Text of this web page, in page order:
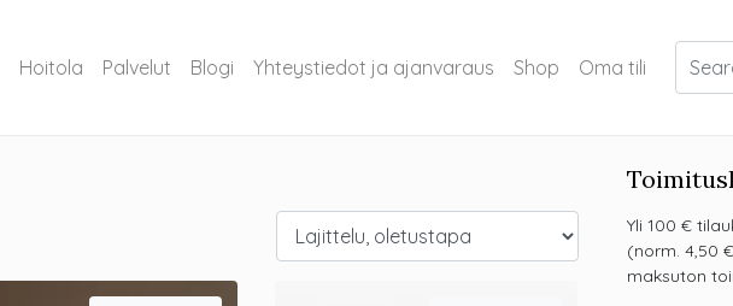
Hoitola Palvelut Blogi Yhteystiedot ja ajanvaraus Shop Oma tili
Yli 100 €
(norm. 4,50
maksuton